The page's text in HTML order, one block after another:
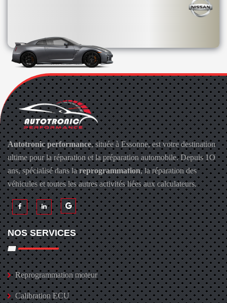
Autotronic performance, située à Essonne, est votre destination
ultime pour la réparation et la préparation automobile. Depuis 1O
ans, spécialisé dans lareprogrammation, la réparation des
véhicules et toutes les autres activités liées aux calculateurs.
NOS SERVICES
Reprogrammation moteur
Calibration ECU